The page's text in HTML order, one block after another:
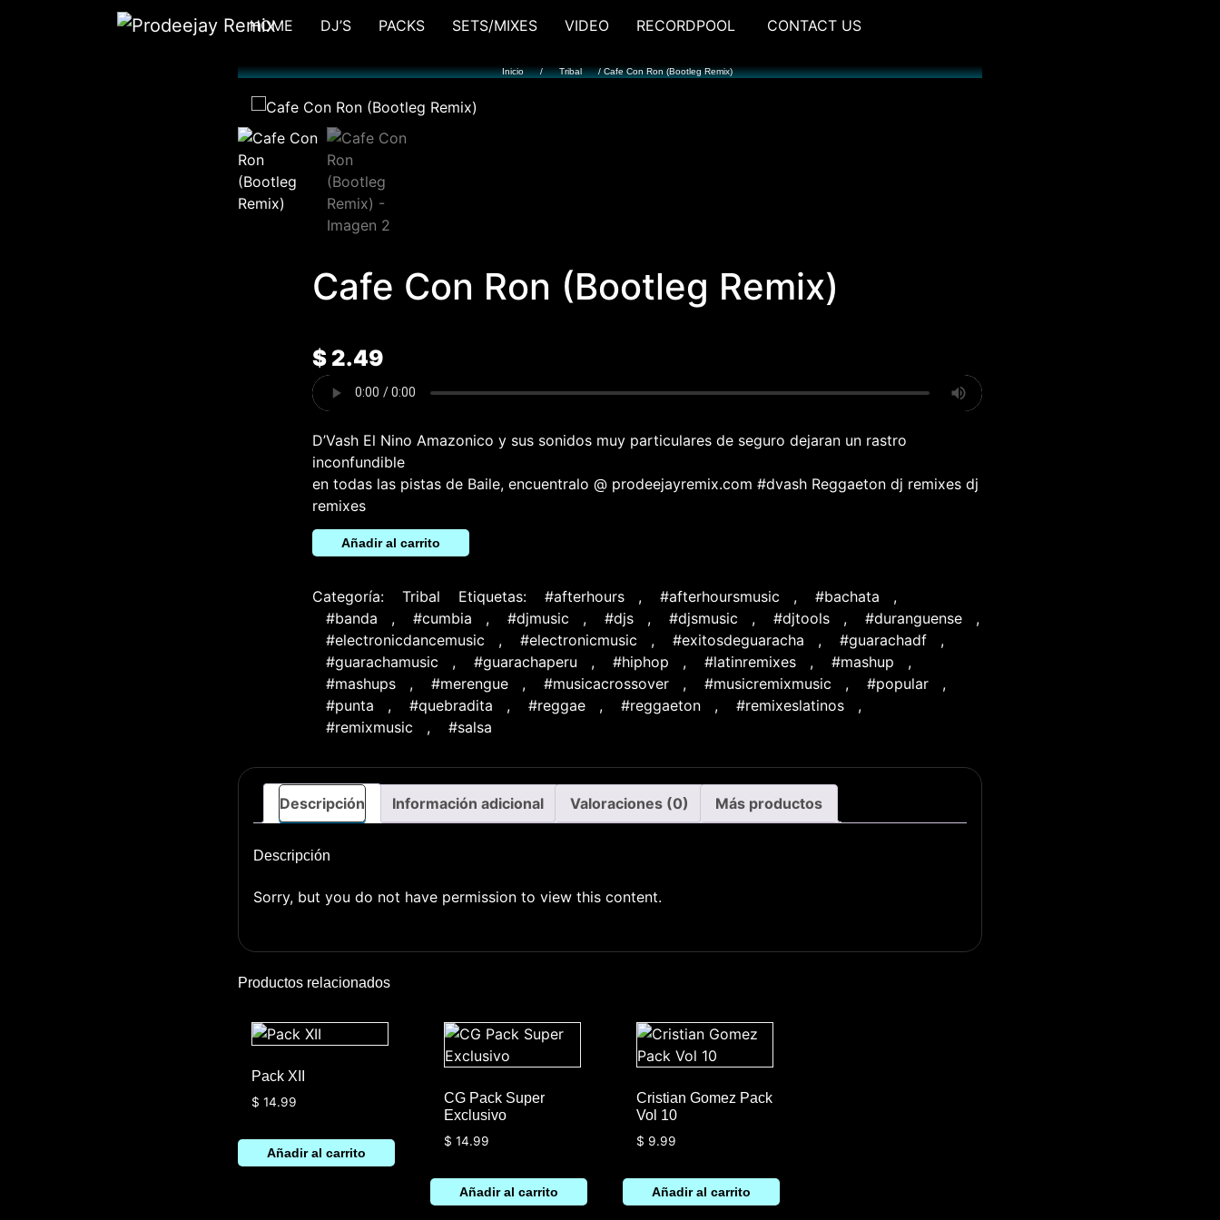
HOME DJ’S PACKS SETS/MIXES VIDEO RECORDPOOL CONTACT US
Inicio / Tribal / Cafe Con Ron (Bootleg Remix)
Cafe Con Ron (Bootleg Remix)
$2.49
D’Vash El Nino Amazonico y sus sonidos muy particulares de seguro dejaran un rastro
inconfundible
en todas las pistas de Baile, encuentralo @ prodeejayremix.com #dvash Reggaeton dj remixes dj
remixes
Cafe
Con
Remix)
cantidad
Añadir al carrito
Categoría: Tribal Etiquetas: #afterhours , #afterhoursmusic , #bachata
,
#banda
, #cumbia , #djmusic , #djs , #djsmusic , #djtools , #duranguense
,
#electronicdancemusic
, #electronicmusic , #exitosdeguaracha , #guarachadf
,
#guarachamusic
, #guarachaperu , #hiphop , #latinremixes , #mashup
,
#mashups
, #merengue , #musicacrossover , #musicremixmusic , #popular
,
#punta
, #quebradita , #reggae , #reggaeton , #remixeslatinos
,
#remixmusic
, #salsa
Descripción Información adicional Valoraciones (0) Más productos
Descripción
Sorry, but you do not have permission to view this content.
Productos relacionados
Pack XII
$ 14.99
Añadir al carrito
CG Pack Super
Exclusivo
$ 14.99
Añadir al carrito
Cristian Gomez Pack
Vol 10
$ 9.99
Añadir al carrito